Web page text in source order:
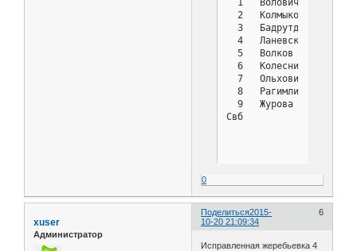
2   Колмыков
3   Бадрутдинова
4   Ланевский
5   Волков Кирилл
6   Колесников
7   Ольховик
8   Рагимли Дениз
9   Журова Анна
Свб            : 4
0
Поделиться 6
2015-
10-20 21:09:34
xuser
Администратор
Исправленная жеребьевка 4